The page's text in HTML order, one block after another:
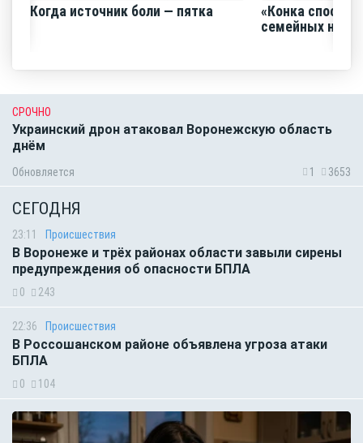
Когда источник боли — пятка
«Конка
семейных
СРОЧНО
Украинский дрон атаковал Воронежскую область
днём
Обновляется 1 3653
СЕГОДНЯ
23:11 Происшествия
В Воронеже и трёх районах области завыли сирены
предупреждения об опасности БПЛА
0 243
22:36 Происшествия
В Россошанском районе объявлена угроза атаки
БПЛА
0 104